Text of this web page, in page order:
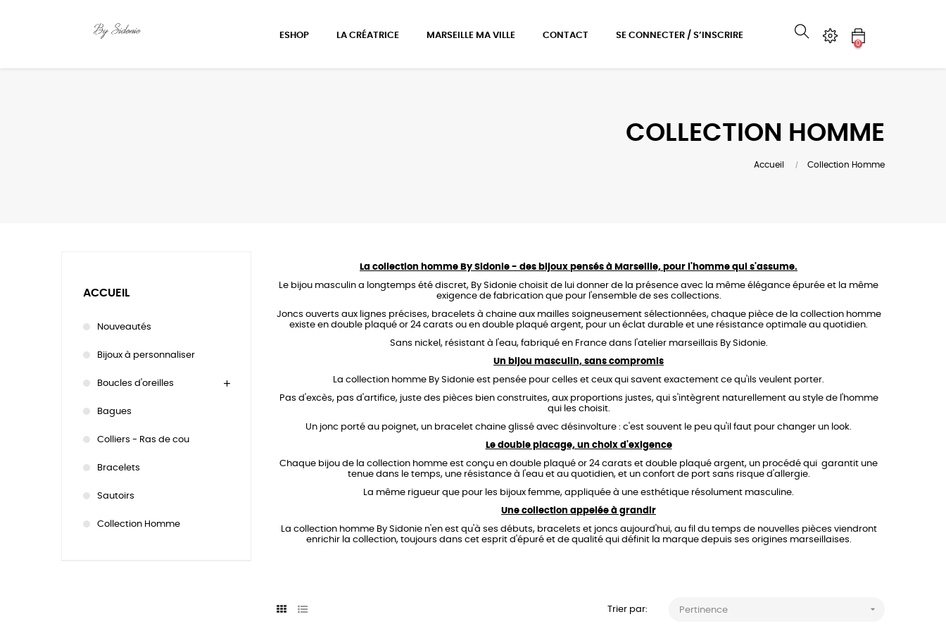
ESHOP LA CRÉATRICE MARSEILLE MA VILLE CONTACT SE CONNECTER / S’INSCRIRE
0
COLLECTION HOMME
Accueil Collection Homme
ACCUEIL
Nouveautés
Bijoux à personnaliser
Boucles d'oreilles
Bagues
Colliers - Ras de cou
Bracelets
Sautoirs
Collection Homme
La collection homme By Sidonie - des bijoux pensés à Marseille, pour l'homme qui s'assume.
Le bijou masculin a longtemps été discret, By Sidonie choisit de lui donner de la présence avec la même élégance épurée et la même
exigence de fabrication que pour l'ensemble de ses collections.
Joncs ouverts aux lignes précises, bracelets à chaine aux mailles soigneusement sélectionnées, chaque pièce de la collection homme
existe en double plaqué or 24 carats ou en double plaqué argent, pour un éclat durable et une résistance optimale au quotidien.
Sans nickel, résistant à l'eau, fabriqué en France dans l'atelier marseillais By Sidonie.
Un bijou masculin, sans compromis
La collection homme By Sidonie est pensée pour celles et ceux qui savent exactement ce qu'ils veulent porter.
Pas d'excès, pas d'artifice, juste des pièces bien construites, aux proportions justes, qui s'intègrent naturellement au style de l'homme
qui les choisit.
Un jonc porté au poignet, un bracelet chaine glissé avec désinvolture : c'est souvent le peu qu'il faut pour changer un look.
Le double placage, un choix d'exigence
Chaque bijou de la collection homme est conçu en double plaqué or 24 carats et double plaqué argent, un procédé qui garantit une
tenue dans le temps, une résistance à l'eau et au quotidien, et un confort de port sans risque d'allergie.
La même rigueur que pour les bijoux femme, appliquée à une esthétique résolument masculine.
Une collection appelée à grandir
La collection homme By Sidonie n'en est qu'à ses débuts, bracelets et joncs aujourd'hui, au fil du temps de nouvelles pièces viendront
enrichir la collection, toujours dans cet esprit d'épuré et de qualité qui définit la marque depuis ses origines marseillaises.
Trier par: Pertinence 